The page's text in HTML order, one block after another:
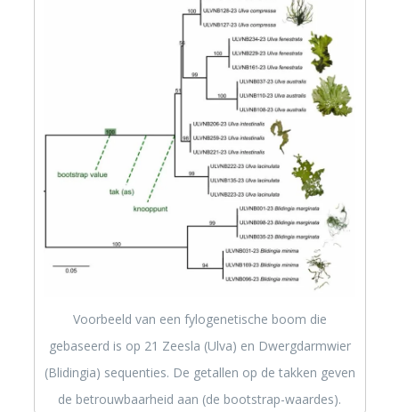
Voorbeeld van een fylogenetische boom die
gebaseerd is op 21 Zeesla (Ulva) en Dwergdarmwier
(Blidingia) sequenties. De getallen op de takken geven
de betrouwbaarheid aan (de bootstrap-waardes).